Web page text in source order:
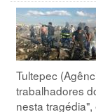
Tultepec
trabalhadores
nesta